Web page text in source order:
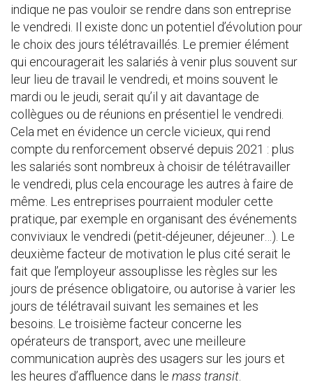
indique ne pas vouloir se rendre dans son entreprise
le vendredi. Il existe donc un potentiel d’évolution pour
le choix des jours télétravaillés. Le premier élément
qui encouragerait les salariés à venir plus souvent sur
leur lieu de travail le vendredi, et moins souvent le
mardi ou le jeudi, serait qu’il y ait davantage de
collègues ou de réunions en présentiel le vendredi.
Cela met en évidence un cercle vicieux, qui rend
compte du renforcement observé depuis 2021 : plus
les salariés sont nombreux à choisir de télétravailler
le vendredi, plus cela encourage les autres à faire de
même. Les entreprises pourraient moduler cette
pratique, par exemple en organisant des événements
conviviaux le vendredi (petit-déjeuner, déjeuner…). Le
deuxième facteur de motivation le plus cité serait le
fait que l’employeur assouplisse les règles sur les
jours de présence obligatoire, ou autorise à varier les
jours de télétravail suivant les semaines et les
besoins. Le troisième facteur concerne les
opérateurs de transport, avec une meilleure
communication auprès des usagers sur les jours et
les heures d’affluence dans le mass transit